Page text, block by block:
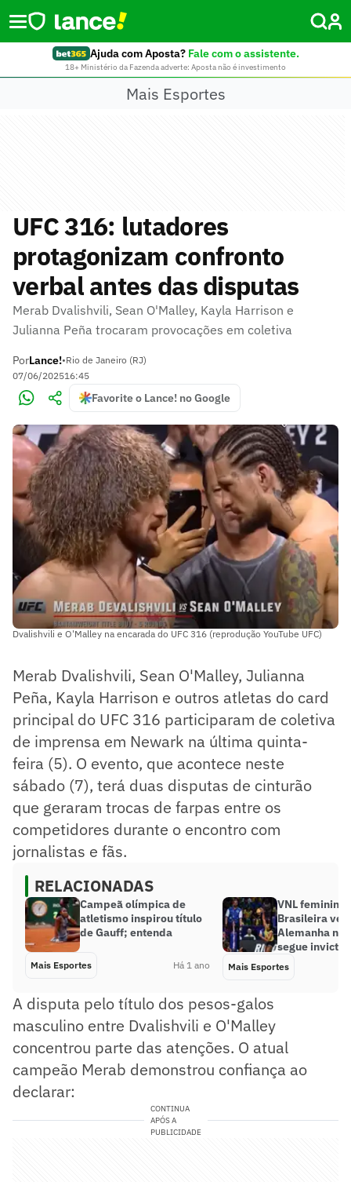
Ajuda com Aposta? Fale com o assistente.
18+ Ministério da Fazenda adverte: Aposta não é investimento
Mais Esportes
UFC 316: lutadores
protagonizam confronto
verbal antes das disputas
Merab Dvalishvili, Sean O'Malley, Kayla Harrison e
Julianna Peña trocaram provocações em coletiva
PorLance!•Rio de Janeiro (RJ)
07/06/202516:45
Favorite o Lance! no Google
Dvalishvili e O'Malley na encarada do UFC 316 (reprodução YouTube UFC)
Merab Dvalishvili, Sean O'Malley, Julianna
Peña, Kayla Harrison e outros atletas do card
principal do UFC 316 participaram de coletiva
de imprensa em Newark na última quinta-
feira (5). O evento, que acontece neste
sábado (7), terá duas disputas de cinturão
que geraram trocas de farpas entre os
competidores durante o encontro com
jornalistas e fãs.
RELACIONADAS
Campeã olímpica de
atletismo inspirou título
de Gauff; entenda
Mais Esportes Há 1 ano
VNL
Brasileira
Alemanha no
segue invicta
Mais Esportes
A disputa pelo título dos pesos-galos
masculino entre Dvalishvili e O'Malley
concentrou parte das atenções. O atual
campeão Merab demonstrou confiança ao
declarar:
CONTINUA
APÓS A
PUBLICIDADE